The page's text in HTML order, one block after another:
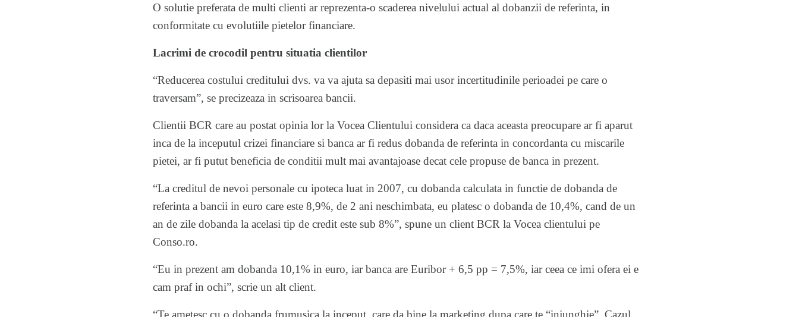
O solutie preferata de multi clienti ar reprezenta-o scaderea nivelului actual al dobanzii de referinta, in
conformitate cu evolutiile pietelor financiare.
Lacrimi de crocodil pentru situatia clientilor
“Reducerea costului creditului dvs. va va ajuta sa depasiti mai usor incertitudinile perioadei pe care o
traversam”, se precizeaza in scrisoarea bancii.
Clientii BCR care au postat opinia lor la Vocea Clientului considera ca daca aceasta preocupare ar fi aparut
inca de la inceputul crizei financiare si banca ar fi redus dobanda de referinta in concordanta cu miscarile
pietei, ar fi putut beneficia de conditii mult mai avantajoase decat cele propuse de banca in prezent.
“La creditul de nevoi personale cu ipoteca luat in 2007, cu dobanda calculata in functie de dobanda de
referinta a bancii in euro care este 8,9%, de 2 ani neschimbata, eu platesc o dobanda de 10,4%, cand de un
an de zile dobanda la acelasi tip de credit este sub 8%”, spune un client BCR la Vocea clientului pe
Conso.ro.
“Eu in prezent am dobanda 10,1% in euro, iar banca are Euribor + 6,5 pp = 7,5%, iar ceea ce imi ofera ei e
cam praf in ochi”, scrie un alt client.
“Te ametesc cu o dobanda frumusica la inceput, care da bine la marketing dupa care te “injunghie”. Cazul